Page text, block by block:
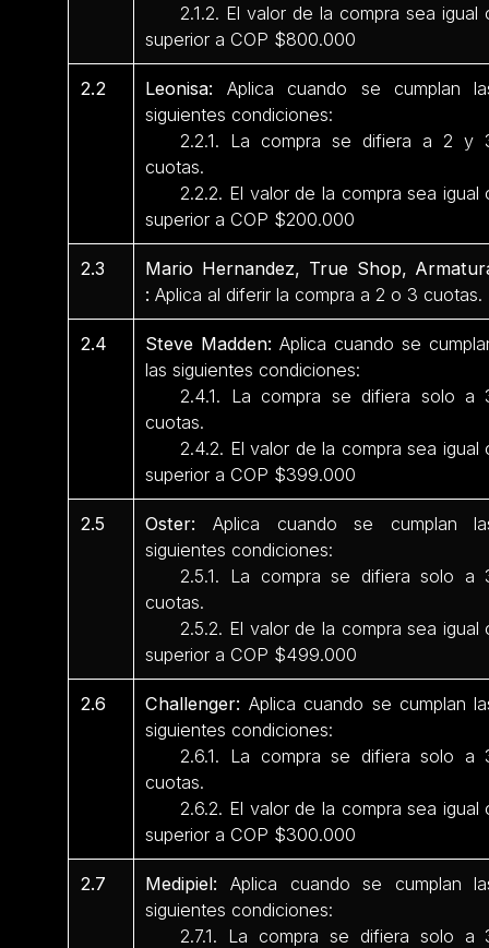
2.1.2. El valor de la compra sea igual
superior a COP $800.000
2.2 Leonisa: Aplica cuando se cumplan
siguientes condiciones:
2.2.1. La compra se difiera a 2 y
cuotas.
2.2.2. El valor de la compra sea igual
superior a COP $200.000
2.3
Mario Hernandez, True Shop,
:Aplica al diferir la compra a 2 o 3 cuotas.
2.4 Steve Madden: Aplica cuando se
las siguientes condiciones:
2.4.1. La compra se difiera solo a
cuotas.
2.4.2. El valor de la compra sea igual
superior a COP $399.000
2.5 Oster: Aplica cuando se cumplan
siguientes condiciones:
2.5.1. La compra se difiera solo a
cuotas.
2.5.2. El valor de la compra sea igual
superior a COP $499.000
2.6 Challenger: Aplica cuando se cumplan
siguientes condiciones:
2.6.1. La compra se difiera solo a
cuotas.
2.6.2. El valor de la compra sea igual
superior a COP $300.000
2.7 Medipiel: Aplica cuando se cumplan
siguientes condiciones:
2.7.1. La compra se difiera solo a